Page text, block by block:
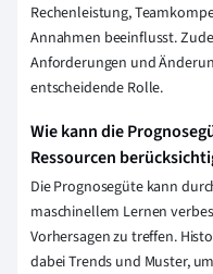
Rechenleistung,
Annahmen beeinflusst.
Anforderungen und
entscheidende Rolle.
Wie kann die
Ressourcen
Die Prognosegüte kann
maschinellem Lernen
Vorhersagen zu treffen.
dabei Trends und Muster,